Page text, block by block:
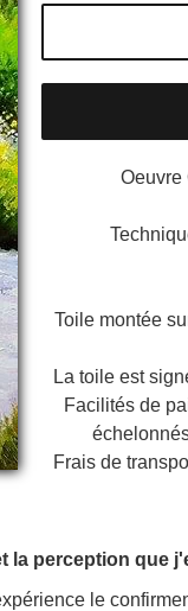
Oeuvre
Toile montée
La toile est
Facilités de
Frais de
la perception que
le